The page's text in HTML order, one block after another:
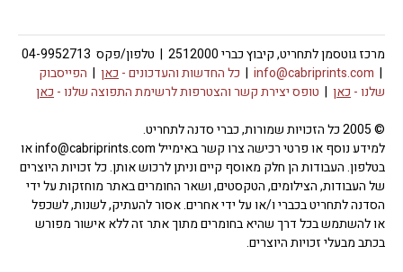
מרכז גוטסמן לתחריט, קיבוץ כברי 2512000 | טלפון/פקס 04-9952713
|
info@cabriprints.com
| כל החדשות והעדכונים -כאן | הפייסבוק
שלנו -כאן | טופס יצירת קשר והצטרפות לרשימת התפוצה שלנו -כאן
© 2005 כל הזכויות שמורות, כברי סדנה לתחריט.
למידע נוסף או פרטי רכישה צרו קשר באימייל info@cabriprints.com או
בטלפון. העבודות הן חלק מאוסף קיים וניתן לרכוש אותן. כל זכויות היוצרים
של העבודות, הצילומים, הטקסטים, ושאר החומרים באתר מוחזקות על ידי
הסדנה לתחריט בכברי ו/או על ידי אחרים. אסור להעתיק, לשנות, לשכפל
או להשתמש בכל דרך שהיא בחומרים מתוך אתר זה ללא אישור מפורש
בכתב מבעלי זכויות היוצרים.